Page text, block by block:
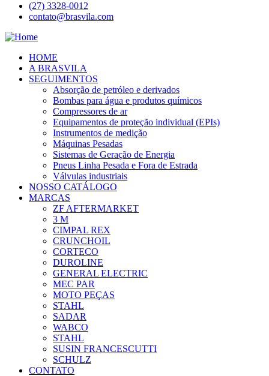
(27) 3328-0012
contato@brasvila.com
HOME
A BRASVILA
SEGUIMENTOS
Absorção de petróleo e derivados
Bombas para água e produtos químicos
Compressores de ar
Equipamentos de proteção individual (EPIs)
Instrumentos de medição
Máquinas Pesadas
Sistemas de Geração de Energia
Pneus Linha Pesada e Fora de Estrada
Válvulas industriais
NOSSO CATÁLOGO
MARCAS
ZF AFTERMARKET
3 M
CIMPAL REX
CRUNCHOIL
CORTECO
DUROLINE
GENERAL ELECTRIC
MEC PAR
MOTO PEÇAS
STAHL
SADAR
WABCO
STAHL
SUSIN FRANCESCUTTI
SCHULZ
CONTATO